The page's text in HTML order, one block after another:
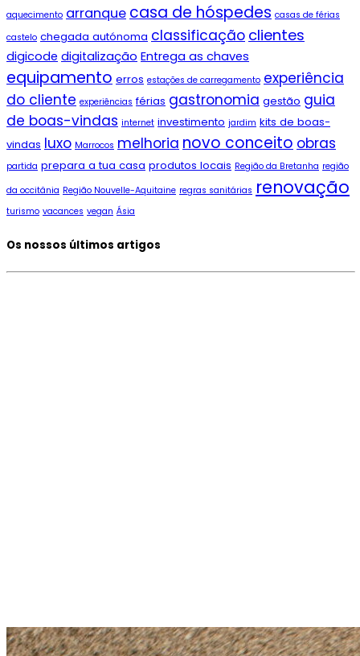
aquecimento arranque casa de hóspedes casas de férias
castelo chegada autónoma classificação clientes
digicode digitalização Entrega as chaves
equipamento erros estações de carregamento experiência
do cliente experiências férias gastronomia gestão guia
de boas-vindas internet investimento jardim kits de boas-
vindas luxo Marrocos melhoria novo conceito obras
partida prepara a tua casa produtos locais Região da Bretanha região
da occitânia Região Nouvelle-Aquitaine regras sanitárias renovação
turismo vacances vegan Ásia
Os nossos últimos artigos